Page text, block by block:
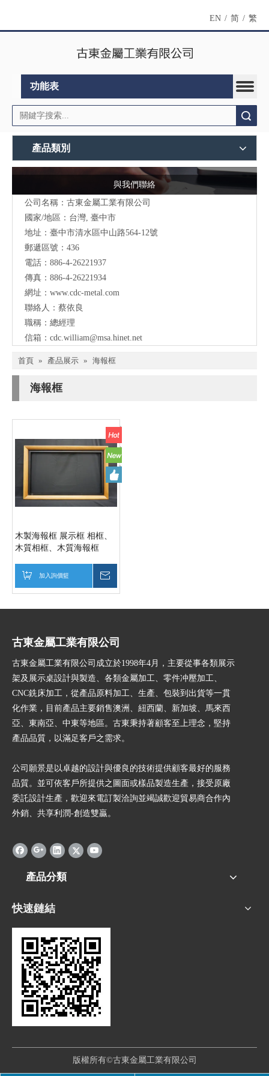
EN / 简 / 繁
功能表
產品類別
與我們聯絡
公司名稱：古東金屬工業有限公司
國家/地區：台灣, 臺中市
地址：臺中市清水區中山路564-12號
郵遞區號：436
電話：886-4-26221937
傳真：886-4-26221934
網址： www.cdc-metal.com
聯絡人：蔡依良
職稱：總經理
信箱： cdc.william@msa.hinet.net
首頁 » 產品展示 » 海報框
海報框
木製海報框 展示框 相框、
木質相框、木質海報框
加入詢價籃
古東金屬工業有限公司
古東金屬工業有限公司成立於1998年4月，主要從事各類展示
架及展示桌設計與製造、各類金屬加工、零件冲壓加工、
CNC銑床加工，從產品原料加工、生產、包裝到出貨等一貫
化作業，目前產品主要銷售澳洲、紐西蘭、新加坡、馬來西
亞、東南亞、中東等地區。古東秉持著顧客至上理念，堅持
產品品質，以滿足客戶之需求。
公司願景是以卓越的設計與優良的技術提供顧客最好的服務
品質。並可依客戶所提供之圖面或樣品製造生產，接受原廠
委託設計生產，歡迎來電訂製洽詢並竭誠歡迎貿易商合作內
外銷、共享利潤-創造雙贏。
產品分類
快速鏈結
版權所有©古東金屬工業有限公司